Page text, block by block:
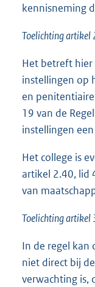
kennisneming
Toelichting artikel
Het betreft hier
instellingen op
en
19 van de
instellingen
Het college is
artikel 2.40, lid
van
Toelichting artikel
In de regel kan
niet direct bij
verwachting is,